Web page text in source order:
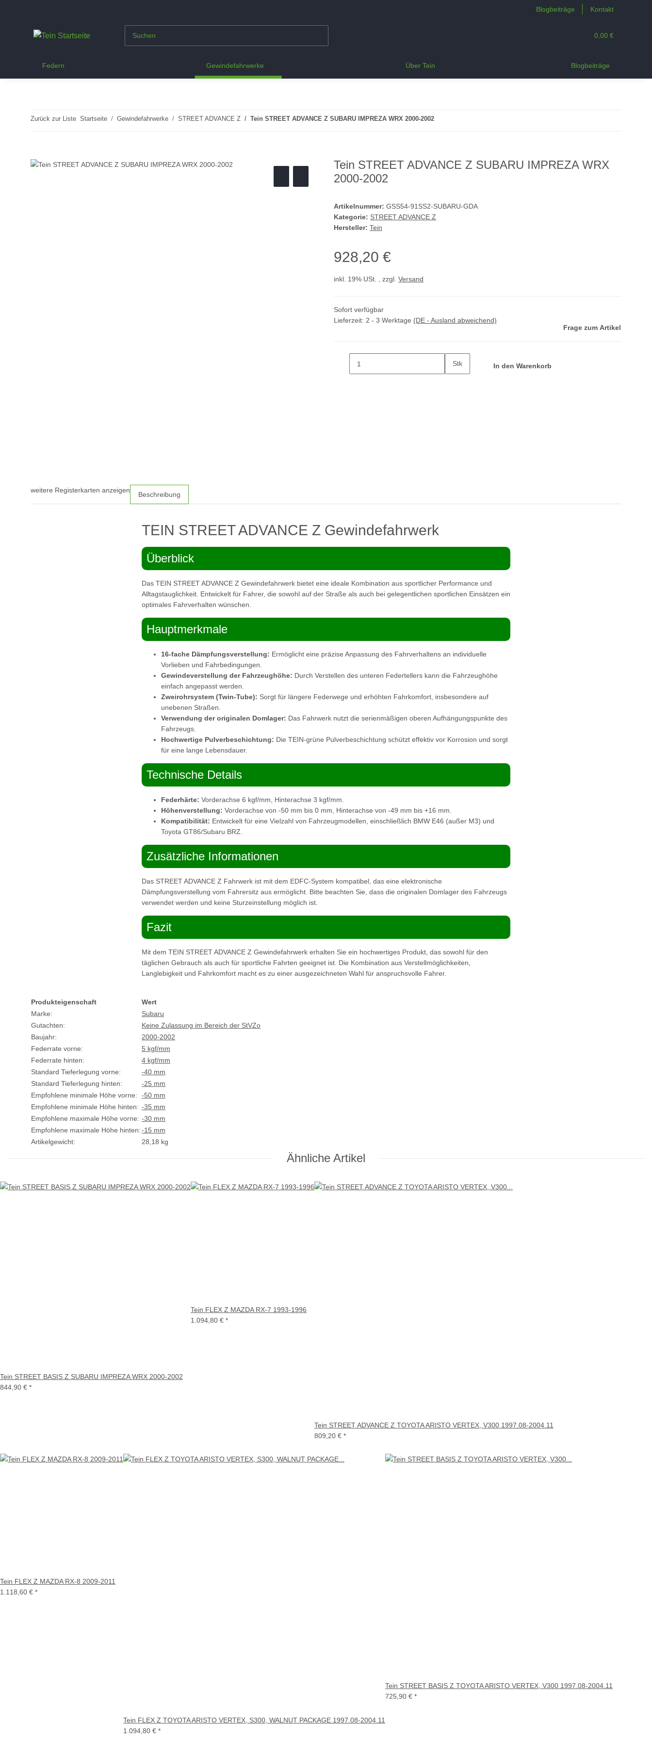
Blogbeiträge Kontakt
0,00 €
Federn Gewindefahrwerke Über Tein Blogbeiträge
Zurück zur Liste Startseite Gewindefahrwerke STREET ADVANCE Z Tein STREET ADVANCE Z SUBARU IMPREZA WRX 2000-2002
Tein STREET ADVANCE Z SUBARU IMPREZA WRX
2000-2002
Artikelnummer: GSS54-91SS2-SUBARU-GDA
Kategorie: STREET ADVANCE Z
Hersteller: Tein
928,20 €
inkl. 19% USt. , zzgl. Versand
Sofort verfügbar
Lieferzeit: 2 - 3 Werktage (DE - Ausland abweichend)
Frage zum Artikel
Stk In den Warenkorb
weitere Registerkarten anzeigen
Beschreibung
TEIN STREET ADVANCE Z Gewindefahrwerk
Überblick
Das TEIN STREET ADVANCE Z Gewindefahrwerk bietet eine ideale Kombination aus sportlicher Performance und
Alltagstauglichkeit. Entwickelt für Fahrer, die sowohl auf der Straße als auch bei gelegentlichen sportlichen Einsätzen ein
optimales Fahrverhalten wünschen.
Hauptmerkmale
16-fache Dämpfungsverstellung: Ermöglicht eine präzise Anpassung des Fahrverhaltens an individuelle
Vorlieben und Fahrbedingungen.
Gewindeverstellung der Fahrzeughöhe: Durch Verstellen des unteren Federtellers kann die Fahrzeughöhe
einfach angepasst werden.
Zweirohrsystem (Twin-Tube): Sorgt für längere Federwege und erhöhten Fahrkomfort, insbesondere auf
unebenen Straßen.
Verwendung der originalen Domlager: Das Fahrwerk nutzt die serienmäßigen oberen Aufhängungspunkte des
Fahrzeugs.
Hochwertige Pulverbeschichtung: Die TEIN-grüne Pulverbeschichtung schützt effektiv vor Korrosion und sorgt
für eine lange Lebensdauer.
Technische Details
Federhärte: Vorderachse 6 kgf/mm, Hinterachse 3 kgf/mm.
Höhenverstellung: Vorderachse von -50 mm bis 0 mm, Hinterachse von -49 mm bis +16 mm.
Kompatibilität: Entwickelt für eine Vielzahl von Fahrzeugmodellen, einschließlich BMW E46 (außer M3) und
Toyota GT86/Subaru BRZ.
Zusätzliche Informationen
Das STREET ADVANCE Z Fahrwerk ist mit dem EDFC-System kompatibel, das eine elektronische
Dämpfungsverstellung vom Fahrersitz aus ermöglicht. Bitte beachten Sie, dass die originalen Domlager des Fahrzeugs
verwendet werden und keine Sturzeinstellung möglich ist.
Fazit
Mit dem TEIN STREET ADVANCE Z Gewindefahrwerk erhalten Sie ein hochwertiges Produkt, das sowohl für den
täglichen Gebrauch als auch für sportliche Fahrten geeignet ist. Die Kombination aus Verstellmöglichkeiten,
Langlebigkeit und Fahrkomfort macht es zu einer ausgezeichneten Wahl für anspruchsvolle Fahrer.
Produkteigenschaft
Wert
Marke:
Subaru
Gutachten:
Keine Zulassung im Bereich der StVZo
Baujahr:
2000-2002
Federrate vorne:
5 kgf/mm
Federrate hinten:
4 kgf/mm
Standard Tieferlegung vorne:
-40 mm
Standard Tieferlegung hinten:
-25 mm
Empfohlene minimale Höhe vorne:
-50 mm
Empfohlene minimale Höhe hinten: -35 mm
Empfohlene maximale Höhe vorne: -30 mm
Empfohlene maximale Höhe hinten:-15 mm
Artikelgewicht:
28,18 kg
Ähnliche Artikel
Tein STREET BASIS Z SUBARU IMPREZA WRX 2000-2002
844,90 € *
Tein FLEX Z MAZDA RX-7 1993-1996
1.094,80 € *
Tein STREET ADVANCE Z TOYOTA ARISTO VERTEX, V300 1997.08-2004.11
809,20 € *
Tein FLEX Z MAZDA RX-8 2009-2011
1.118,60 € *
Tein FLEX Z TOYOTA ARISTO VERTEX, S300, WALNUT PACKAGE 1997.08-2004.11
1.094,80 € *
Tein STREET BASIS Z TOYOTA ARISTO VERTEX, V300 1997.08-2004.11
725,90 € *